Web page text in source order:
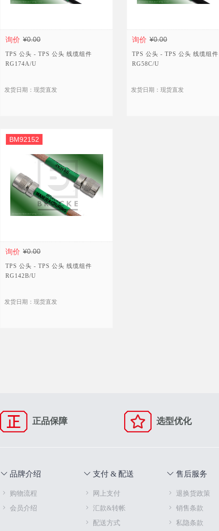
询价 ¥0.00
TPS 公头 - TPS 公头 线缆组件
RG174A/U
发货日期：现货直发
询价 ¥0.00
TPS 公头 - TPS 公头 线缆组件
RG58C/U
发货日期：现货直发
询价 ¥0.00
BM92152
TPS 公头 - TPS 公头 线缆组件
RG142B/U
发货日期：现货直发
正品保障 选型优化
品牌介绍
购物流程
会员介绍
支付 & 配送
网上支付
汇款&转帐
配送方式
售后服务
退换货政策
销售条款
私隐条款